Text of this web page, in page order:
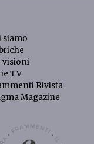
siamo
visioni
TV
Rivista
Magazine